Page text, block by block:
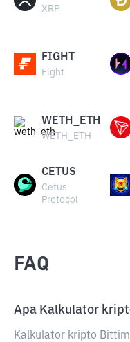
XRP
FIGHT
Fight
WETH_ETH
WETH_ETH
CETUS
Cetus
Protocol
FAQ
Apa Kalkulator
Kalkulator kripto